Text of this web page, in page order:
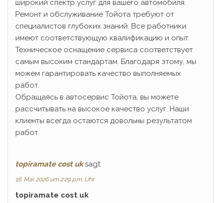
широкий спектр услуг для вашего автомобиля.
Ремонт и обслуживание Тойота требуют от
специалистов глубоких знаний. Все работники
имеют соответствующую квалификацию и опыт.
Техническое оснащение сервиса соответствует
самым высоким стандартам. Благодаря этому, мы
можем гарантировать качество выполняемых
работ.
Обращаясь в автосервис Тойота, вы можете
рассчитывать на высокое качество услуг. Наши
клиенты всегда остаются довольны результатом
работ.
topiramate cost uk sagt:
16. Mai 2026 um 2:29 p.m. Uhr
topiramate cost uk